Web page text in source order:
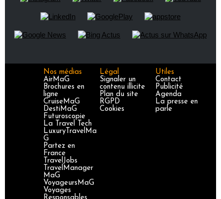
Nos médias
AirMaG
Brochures en
ligne
CruiseMaG
DestiMaG
Futuroscopie
La Travel Tech
LuxuryTravelMa
G
Partez en
France
TravelJobs
TravelManager
MaG
VoyageursMaG
Voyages
Légal
Signaler un
contenu illicite
Plan du site
RGPD
Cookies
Utiles
Contact
Publicité
Agenda
La presse en
parle